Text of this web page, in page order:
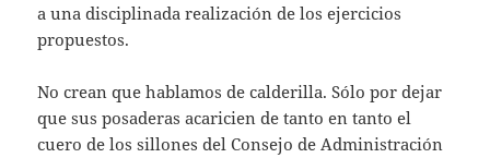
a una disciplinada realización de los ejercicios
propuestos.
No crean que hablamos de calderilla. Sólo por dejar
que sus posaderas acaricien de tanto en tanto el
cuero de los sillones del Consejo de Administración